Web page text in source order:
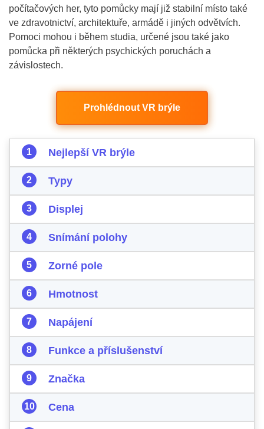
počítačových her, tyto pomůcky mají již stabilní místo také
ve zdravotnictví, architektuře, armádě i jiných odvětvích.
Pomoci mohou i během studia, určené jsou také jako
pomůcka při některých psychických poruchách a
závislostech.
Prohlédnout VR brýle
Nejlepší VR brýle
Typy
Displej
Snímání polohy
Zorné pole
Hmotnost
Napájení
Funkce a příslušenství
Značka
Cena